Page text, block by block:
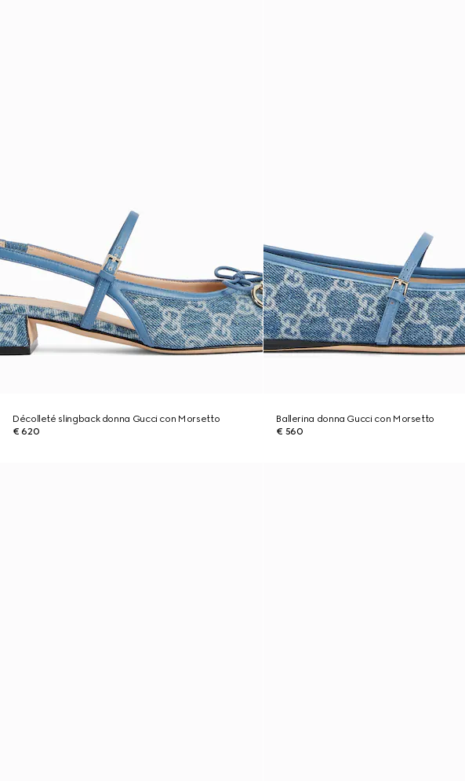
Décolleté slingback donna Gucci con Morsetto
€ 620
Ballerina donna Gucci con Morsetto
€ 560